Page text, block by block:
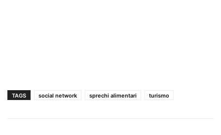
TAGS social network sprechi alimentari turismo